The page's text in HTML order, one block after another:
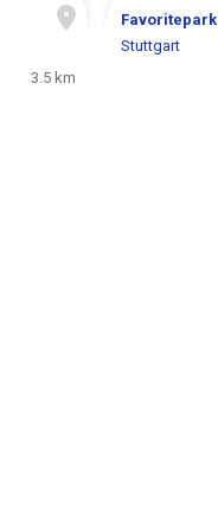
3.5 km
Favoritepark
Stuttgart